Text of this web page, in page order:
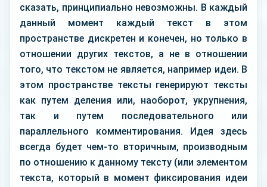
сказать, принципиально невозможны. В каждый
данный момент каждый текст в этом
пространстве дискретен и конечен, но только в
отношении других текстов, а не в отношении
того, что текстом не является, например идеи. В
этом пространстве тексты генерируют тексты
как путем деления или, наоборот, укрупнения,
так и путем последовательного или
параллельного комментирования. Идея здесь
всегда будет чем-то вторичным, производным
по отношению к данному тексту (или элементом
текста, который в момент фиксирования идеи